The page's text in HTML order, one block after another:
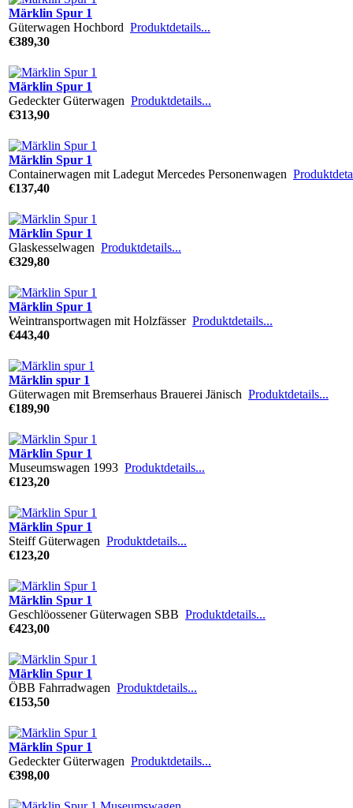
Märklin Spur 1
Güterwagen Hochbord Produktdetails...
€389,30
Märklin Spur 1
Gedeckter Güterwagen Produktdetails...
€313,90
Märklin Spur 1
Containerwagen mit Ladegut Mercedes Personenwagen
€137,40
Märklin Spur 1
Glaskesselwagen Produktdetails...
€329,80
Märklin Spur 1
Weintransportwagen mit Holzfässer Produktdetails...
€443,40
Märklin spur 1
Güterwagen mit Bremserhaus Brauerei Jänisch Produktdetails...
€189,90
Märklin Spur 1
Museumswagen 1993 Produktdetails...
€123,20
Märklin Spur 1
Steiff Güterwagen Produktdetails...
€123,20
Märklin Spur 1
Geschlöossener Güterwagen SBB Produktdetails...
€423,00
Märklin Spur 1
ÖBB Fahrradwagen Produktdetails...
€153,50
Märklin Spur 1
Gedeckter Güterwagen Produktdetails...
€398,00